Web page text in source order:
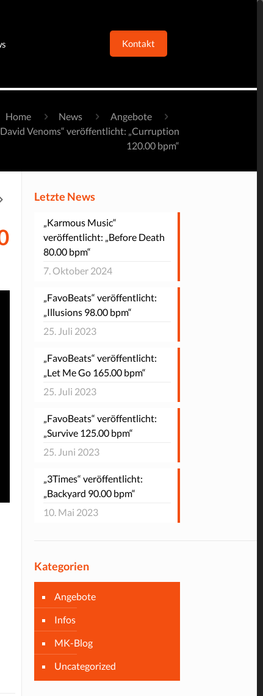
Kontakt
Home News
Angebote
Venoms“ veröffentlicht: „Curruption
120.00 bpm“
Letzte News
„Karmous Music“
veröffentlicht: „Before Death
80.00 bpm“
7. Oktober 2024
„FavoBeats“ veröffentlicht:
„Illusions 98.00 bpm“
25. Juli 2023
„FavoBeats“ veröffentlicht:
„Let Me Go 165.00 bpm“
25. Juli 2023
„FavoBeats“ veröffentlicht:
„Survive 125.00 bpm“
25. Juni 2023
„3Times“ veröffentlicht:
„Backyard 90.00 bpm“
10. Mai 2023
Kategorien
Angebote
Infos
MK-Blog
Uncategorized